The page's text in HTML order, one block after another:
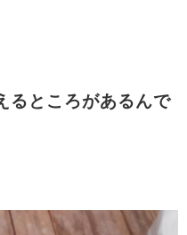
るところがあるんで